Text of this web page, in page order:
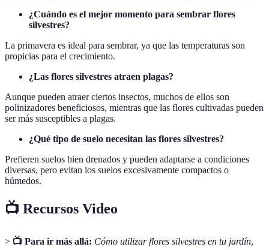
¿Cuándo es el mejor momento para sembrar flores
silvestres?
La primavera es ideal para sembrar, ya que las temperaturas son
propicias para el crecimiento.
¿Las flores silvestres atraen plagas?
Aunque pueden atraer ciertos insectos, muchos de ellos son
polinizadores beneficiosos, mientras que las flores cultivadas pueden
ser más susceptibles a plagas.
¿Qué tipo de suelo necesitan las flores silvestres?
Prefieren suelos bien drenados y pueden adaptarse a condiciones
diversas, pero evitan los suelos excesivamente compactos o
húmedos.
📺 Recursos Video
> 📺 Para ir más allá: Cómo utilizar flores silvestres en tu jardín,